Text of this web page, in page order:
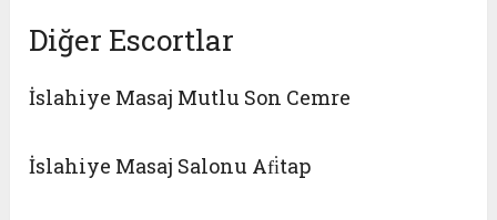
Diğer Escortlar
İslahiye Masaj Mutlu Son Cemre
İslahiye Masaj Salonu Afi̇tap